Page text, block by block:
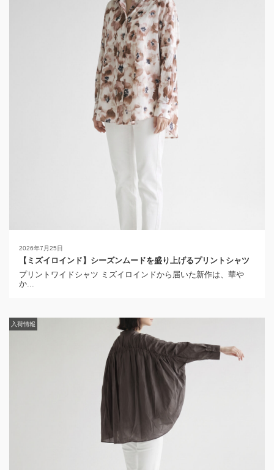
2026年7月25日
【ミズイロインド】シーズンムードを盛り上げるプリントシャツ
プリントワイドシャツ ミズイロインドから届いた新作は、華や
か...
入荷情報